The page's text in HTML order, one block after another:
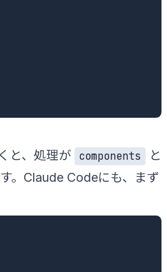
と、処理が components
と
。Claude Codeにも、まず